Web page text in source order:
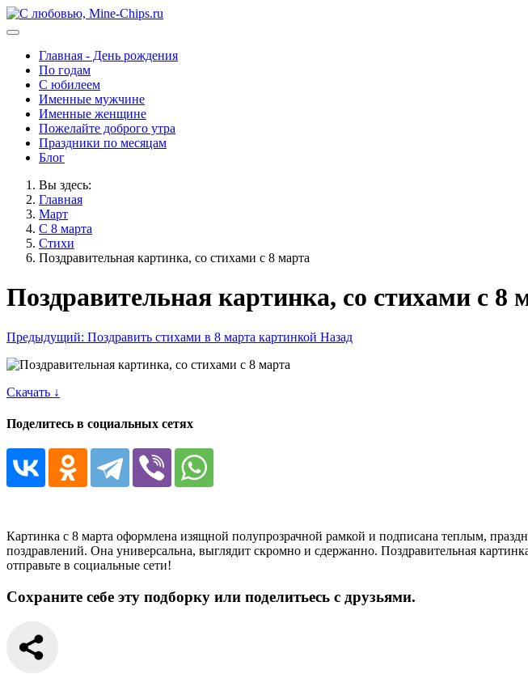
Главная - День рождения
По годам
С юбилеем
Именные мужчине
Именные женщине
Пожелайте доброго утра
Праздники по месяцам
Блог
Вы здесь:
Главная
Март
С 8 марта
Стихи
Поздравительная картинка, со стихами с 8 марта
Поздравительная картинка, со стихами с 8
Предыдущий: Поздравить стихами в 8 марта картинкой Назад
Скачать ↓
Поделитесь в социальных сетях
Картинка с 8 марта оформлена изящной полупрозрачной рамкой и подписана теплым,
поздравлений. Она универсальна, выглядит скромно и сдержанно. Поздравительная
отправьте в социальные сети!
Сохраните себе эту подборку или поделитьесь с друзьями.